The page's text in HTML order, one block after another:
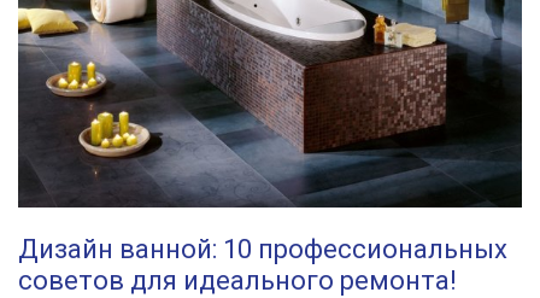
Дизайн ванной: 10 профессиональных
советов для идеального ремонта!